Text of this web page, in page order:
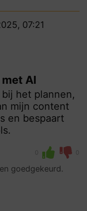
07:21
AI
het plannen,
mijn content
en bespaart
0 0
goedgekeurd.